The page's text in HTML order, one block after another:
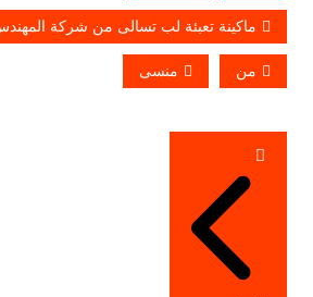
ماكينة تعبئة لب تسالى من شركة
من منسى
تصفّح
المقالات